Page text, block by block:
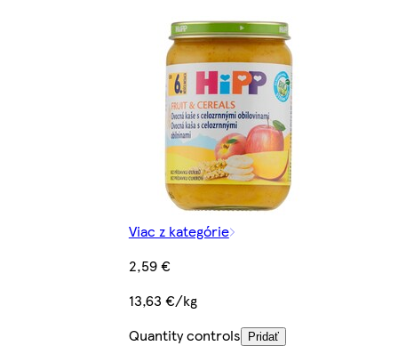
Viac z kategórie
2,59 €
13,63 €/kg
Quantity controls
Pridať